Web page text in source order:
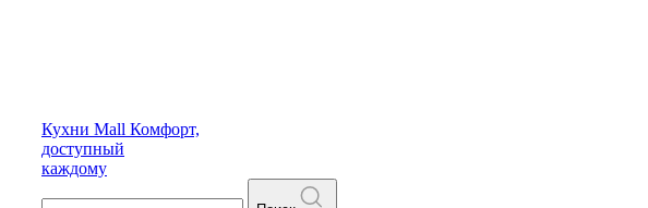
Кухни Mall Комфорт,
доступный
каждому